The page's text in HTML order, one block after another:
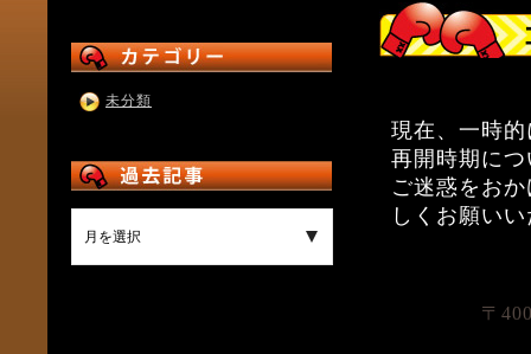
未分類
現在、一時
再開時期に
ご迷惑をお
しくお願い
〒